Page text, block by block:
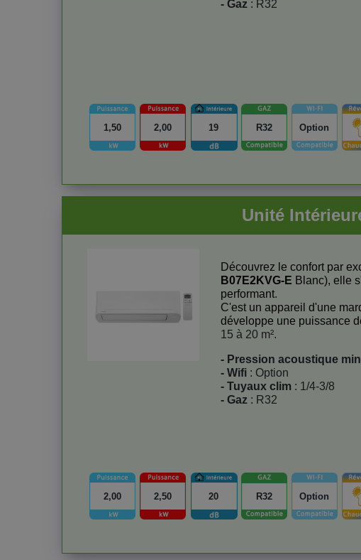
- Gaz : R32
1,50 2,00 Option
19 R32
Unité
Découvrez le confort par
B07E2KVG-E Blanc), elle
performant.
C'est un appareil d'une
développe une puissance
15 à 20 m².
- Pression acoustique
- Wifi : Option
- Tuyaux clim : 1/4-3/8
- Gaz : R32
2,00 2,50 Option
20 R32